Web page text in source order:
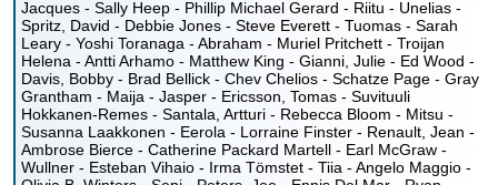
Jacques - Sally Heep - Phillip Michael Gerard - Riitu - Unelias -
Spritz, David - Debbie Jones - Steve Everett - Tuomas - Sarah
Leary - Yoshi Toranaga - Abraham - Muriel Pritchett - Troijan
Helena - Antti Arhamo - Matthew King - Gianni, Julie - Ed Wood -
Davis, Bobby - Brad Bellick - Chev Chelios - Schatze Page - Gray
Grantham - Maija - Jasper - Ericsson, Tomas - Suvituuli
Hokkanen-Remes - Santala, Artturi - Rebecca Bloom - Mitsu -
Susanna Laakkonen - Eerola - Lorraine Finster - Renault, Jean -
Ambrose Bierce - Catherine Packard Martell - Earl McGraw -
Wullner - Esteban Vihaio - Irma Tömstet - Tiia - Angelo Maggio -